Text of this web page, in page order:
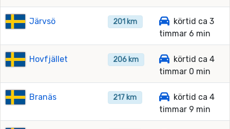
Järvsö 201 km
körtid ca 3
timmar 6 min
Hovfjället 206 km
körtid ca 4
timmar 0 min
Branäs 217 km
körtid ca 4
timmar 9 min